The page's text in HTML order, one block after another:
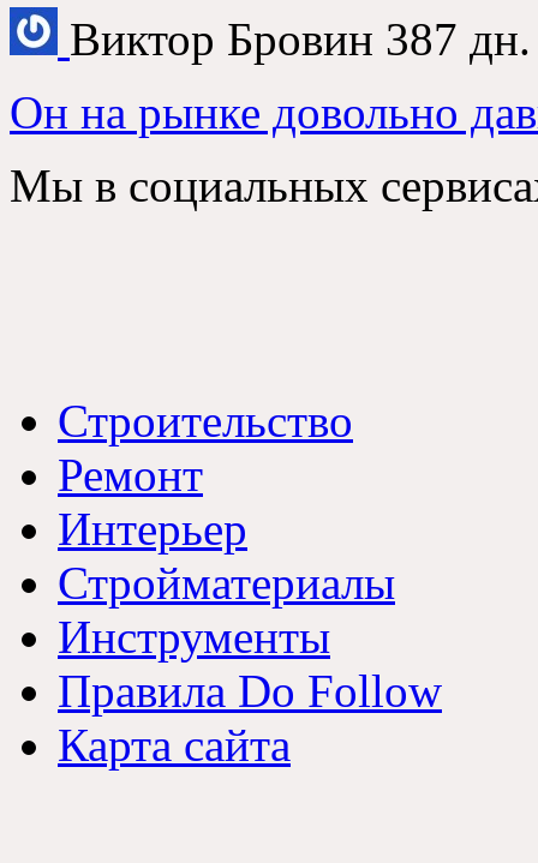
Виктор Бровин 387 дн.
Он на рынке довольно
Мы в социальных
Строительство
Ремонт
Интерьер
Стройматериалы
Инструменты
Правила Do Follow
Карта сайта